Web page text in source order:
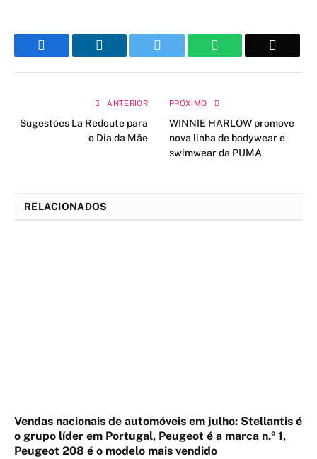
WhatsApp
ANTERIOR
Sugestões La Redoute para
o Dia da Mãe
PRÓXIMO
WINNIE HARLOW promove
nova linha de bodywear e
swimwear da PUMA
RELACIONADOS
Vendas nacionais de automóveis em julho: Stellantis é
o grupo líder em Portugal, Peugeot é a marca n.º 1,
Peugeot 208 é o modelo mais vendido